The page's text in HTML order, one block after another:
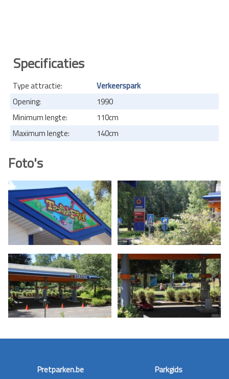
Specificaties
Type attractie:
Verkeerspark
Opening:
1990
Minimum lengte:
110cm
Maximum lengte:
140cm
Foto's
Pretparken.be
Parkgids